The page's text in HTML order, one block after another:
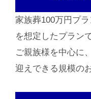
家族葬100万円プ
を想定したプラン
ご親族様を中心に
迎えできる規模の